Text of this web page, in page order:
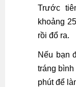
Trước
khoảng
rồi đổ ra.
Nếu bạn
tráng
phút để